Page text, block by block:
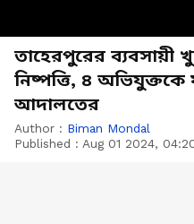
তাহেরপুরের ব্যবসায়ী
নিষ্পত্তি, ৪ অভিযুক্তকে
আদালতের
Author : Biman Mondal
Published : Aug 01 2024,